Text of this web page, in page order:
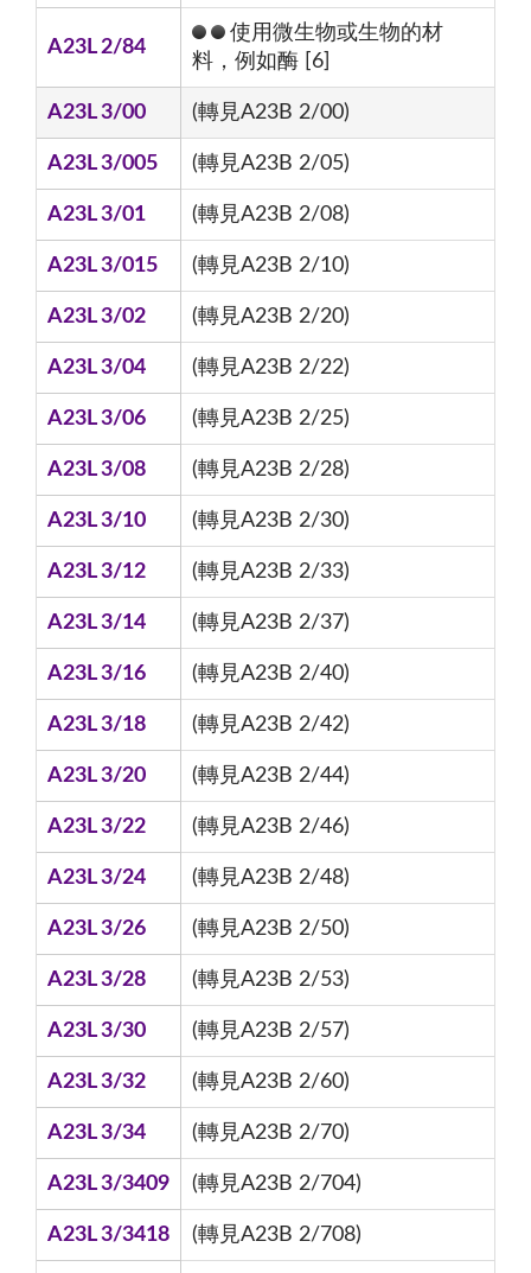
A23L 2/84
使用微生物或生物的材
料，例如酶 [6]
A23L 3/00 (轉見A23B 2/00)
A23L 3/005 (轉見A23B 2/05)
A23L 3/01 (轉見A23B 2/08)
A23L 3/015 (轉見A23B 2/10)
A23L 3/02 (轉見A23B 2/20)
A23L 3/04 (轉見A23B 2/22)
A23L 3/06 (轉見A23B 2/25)
A23L 3/08 (轉見A23B 2/28)
A23L 3/10 (轉見A23B 2/30)
A23L 3/12 (轉見A23B 2/33)
A23L 3/14 (轉見A23B 2/37)
A23L 3/16 (轉見A23B 2/40)
A23L 3/18 (轉見A23B 2/42)
A23L 3/20 (轉見A23B 2/44)
A23L 3/22 (轉見A23B 2/46)
A23L 3/24 (轉見A23B 2/48)
A23L 3/26 (轉見A23B 2/50)
A23L 3/28 (轉見A23B 2/53)
A23L 3/30 (轉見A23B 2/57)
A23L 3/32 (轉見A23B 2/60)
A23L 3/34 (轉見A23B 2/70)
A23L 3/3409 (轉見A23B 2/704)
A23L 3/3418 (轉見A23B 2/708)